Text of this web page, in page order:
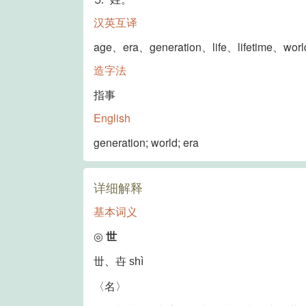
汉英互译
age、era、generation、life、lifetime、
造字法
指事
English
generation; world; era
详细解释
基本词义
◎ 世
丗、卋 shì
〈名〉